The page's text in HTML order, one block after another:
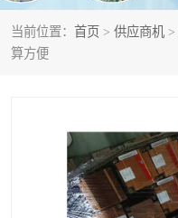
当前位置： 首页 > 供应商机 >
算方便